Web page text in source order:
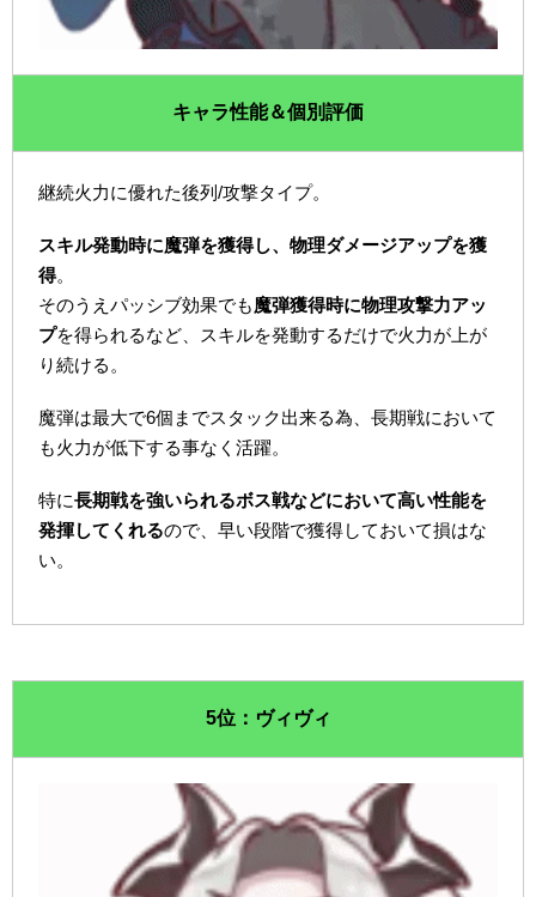
キャラ性能＆個別評価
継続火力に優れた後列/攻撃タイプ。
スキル発動時に魔弾を獲得し、物理ダメージアップを獲
得。
そのうえパッシブ効果でも魔弾獲得時に物理攻撃力アッ
プを得られるなど、スキルを発動するだけで火力が上が
り続ける。
魔弾は最大で6個までスタック出来る為、長期戦において
も火力が低下する事なく活躍。
特に長期戦を強いられるボス戦などにおいて高い性能を
発揮してくれるので、早い段階で獲得しておいて損はな
い。
5位：ヴィヴィ